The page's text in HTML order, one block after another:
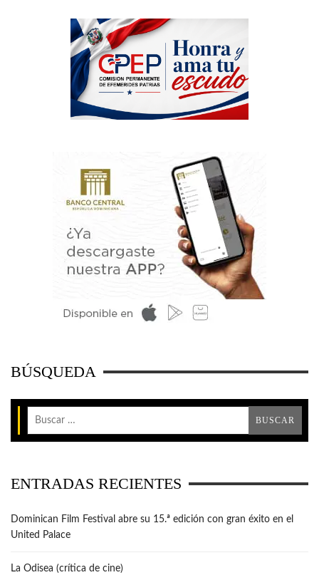
BÚSQUEDA
ENTRADAS RECIENTES
Dominican Film Festival abre su 15.ª edición con gran éxito en el
United Palace
La Odisea (crítica de cine)